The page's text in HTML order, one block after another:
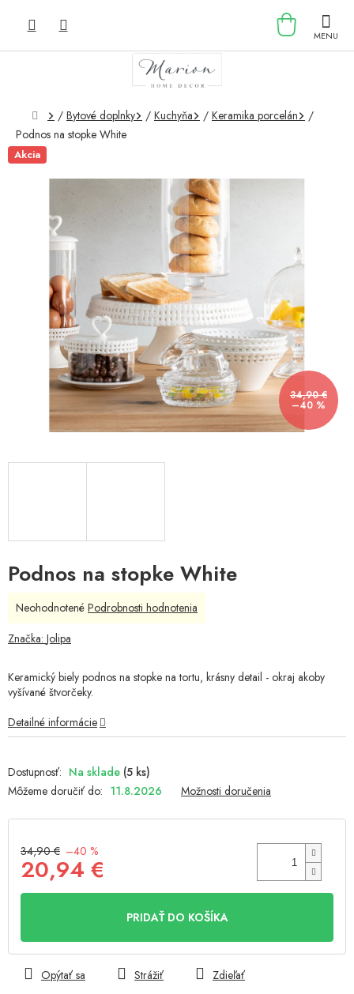
KOŠÍK
Domov
/ Bytové doplnky / Kuchyňa / Keramika porcelán
/
Podnos na stopke White
Akcia
34,90 €
–40 %
Podnos na stopke White
Na sklade (5 ks)
Môžeme doručiť do: 11.8.2026 Možnosti doručenia
34,90 € –40 %
20,94 €
Jednotková
PRIDAŤ DO KOŠÍKA
Keramický biely podnos na stopke na tortu, krásny detail - okraj akoby
vyšívané štvorčeky.
Detailné informácie
Opýtať sa Strážiť Zdieľať
Priemerné
produktu
z
5
Neohodnotené Podrobnosti hodnotenia
Značka: Jolipa